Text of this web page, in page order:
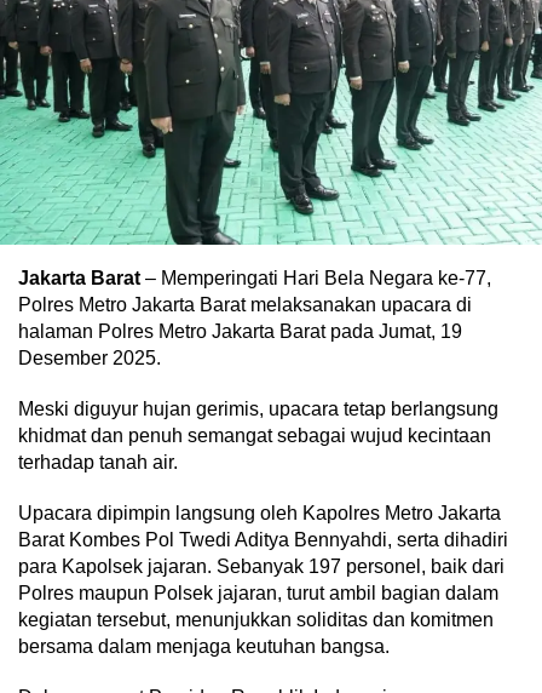
Jakarta Barat– Memperingati Hari Bela Negara ke-77,
Polres Metro Jakarta Barat melaksanakan upacara di
halaman Polres Metro Jakarta Barat pada Jumat, 19
Desember 2025.
Meski diguyur hujan gerimis, upacara tetap berlangsung
khidmat dan penuh semangat sebagai wujud kecintaan
terhadap tanah air.
Upacara dipimpin langsung oleh Kapolres Metro Jakarta
Barat Kombes Pol Twedi Aditya Bennyahdi, serta dihadiri
para Kapolsek jajaran. Sebanyak 197 personel, baik dari
Polres maupun Polsek jajaran, turut ambil bagian dalam
kegiatan tersebut, menunjukkan soliditas dan komitmen
bersama dalam menjaga keutuhan bangsa.